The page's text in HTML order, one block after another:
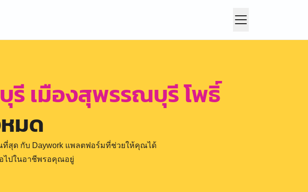
เมืองสุพรรณบุรี โพธิ์
มด
สุด กับ Daywork แพลตฟอร์มที่ช่วยให้คุณได้
อไปในอาชีพรอคุณอยู่